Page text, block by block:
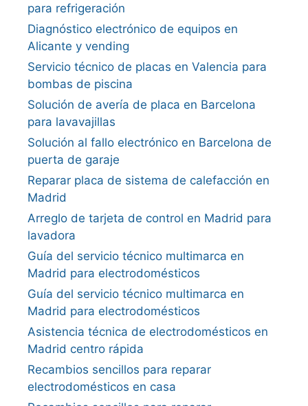
para refrigeración
Diagnóstico electrónico de equipos en
Alicante y vending
Servicio técnico de placas en Valencia para
bombas de piscina
Solución de avería de placa en Barcelona
para lavavajillas
Solución al fallo electrónico en Barcelona de
puerta de garaje
Reparar placa de sistema de calefacción en
Madrid
Arreglo de tarjeta de control en Madrid para
lavadora
Guía del servicio técnico multimarca en
Madrid para electrodomésticos
Guía del servicio técnico multimarca en
Madrid para electrodomésticos
Asistencia técnica de electrodomésticos en
Madrid centro rápida
Recambios sencillos para reparar
electrodomésticos en casa